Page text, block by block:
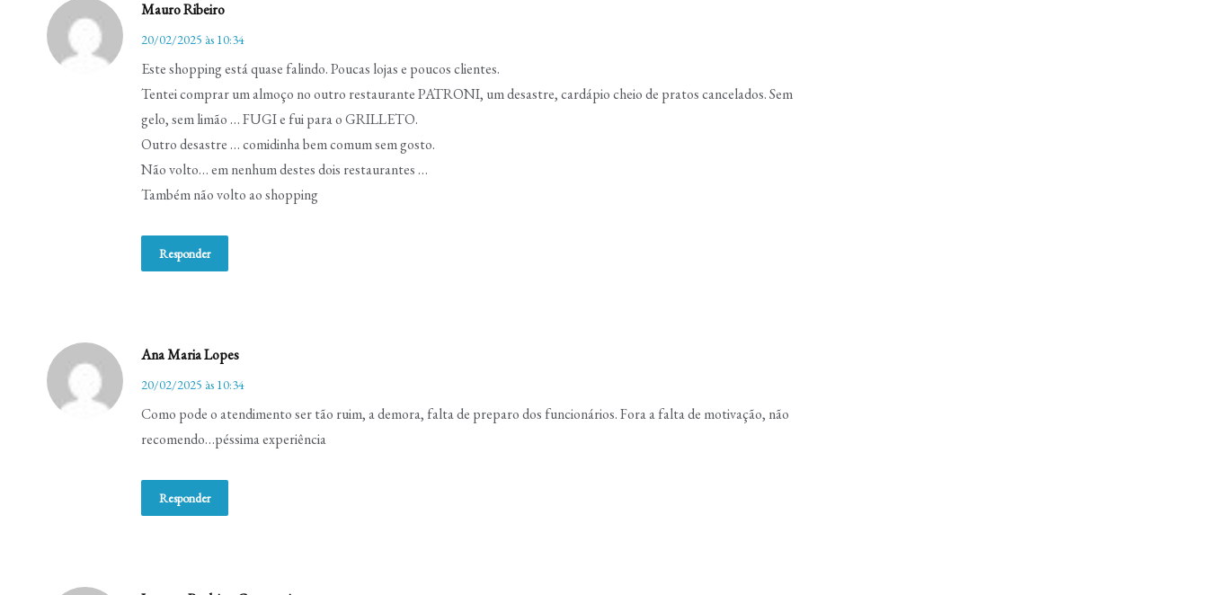
Mauro Ribeiro
20/02/2025 às 10:34
Este shopping está quase falindo. Poucas lojas e poucos clientes.
Tentei comprar um almoço no outro restaurante PATRONI, um desastre, cardápio cheio de pratos cancelados. Sem
gelo, sem limão … FUGI e fui para o GRILLETO.
Outro desastre … comidinha bem comum sem gosto.
Não volto… em nenhum destes dois restaurantes …
Também não volto ao shopping
Responder
Ana Maria Lopes
20/02/2025 às 10:34
Como pode o atendimento ser tão ruim, a demora, falta de preparo dos funcionários. Fora a falta de motivação, não
recomendo…péssima experiência
Responder